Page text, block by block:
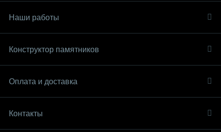
Наши работы
Конструктор памятников
Оплата и доставка
Контакты